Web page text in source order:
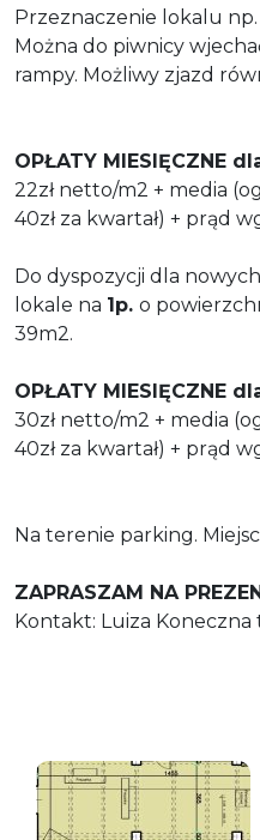
Przeznaczenie lokalu
Można do piwnicy
rampy. Możliwy zjazd
OPŁATY MIESIĘCZNE
22zł netto/m2 + media
40zł za kwartał) + prąd
Do dyspozycji dla
lokale na 1p. o
39m2.
OPŁATY MIESIĘCZNE
30zł netto/m2 + media
40zł za kwartał) + prąd
Na terenie parking.
ZAPRASZAM NA
Kontakt: Luiza Koneczna